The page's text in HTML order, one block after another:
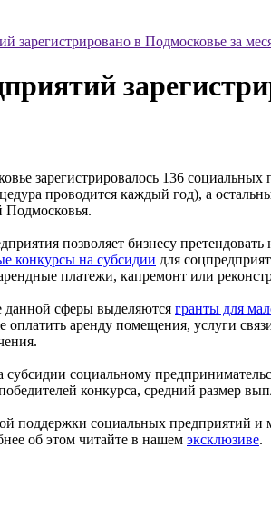
зарегистрировано в Подмосковье за
зарегистрировалось 136
проводится каждый год), а
позволяет бизнесу
конкурсы на субсидии для
платежи, капремонт или
данной сферы выделяются гранты для
оплатить аренду помещения, услуги
социальному
конкурса, средний размер
поддержки социальных предприятий и
об этом читайте в нашем эксклюзиве.